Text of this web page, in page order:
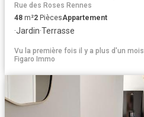
Rue des Roses Rennes
48 m²2 PiècesAppartement
·Jardin·Terrasse
Vu la première fois il y a plus d'un mois
Figaro Immo